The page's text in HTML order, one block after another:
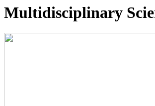
Multidisciplinary